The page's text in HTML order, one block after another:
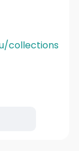
collections